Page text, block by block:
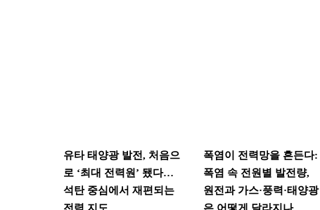
유타 태양광 발전, 처음으
로 ‘최대 전력원’ 됐다…
석탄 중심에서 재편되는
전력 지도
폭염이 전력망을 흔든다:
폭염 속 전원별 발전량,
원전과 가스·풍력·태양광
은 어떻게 달라지나